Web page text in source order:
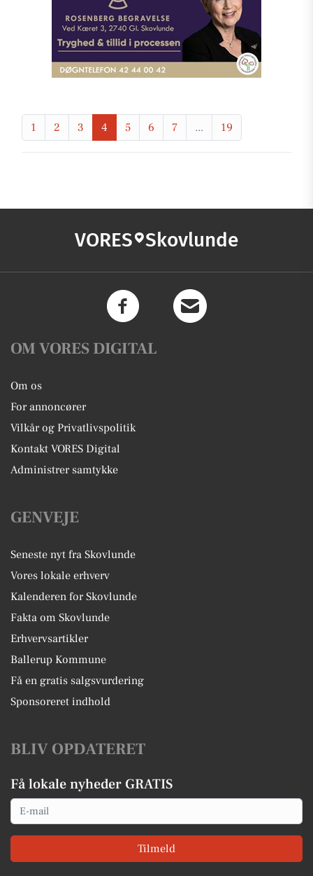
1 2 3 4 5 6 7 ... 19
VORES Skovlunde
OM VORES DIGITAL
Om os
For annoncører
Vilkår og Privatlivspolitik
Kontakt VORES Digital
Administrer samtykke
GENVEJE
Seneste nyt fra Skovlunde
Vores lokale erhverv
Kalenderen for Skovlunde
Fakta om Skovlunde
Erhvervsartikler
Ballerup Kommune
Få en gratis salgsvurdering
Sponsoreret indhold
BLIV OPDATERET
Få lokale nyheder GRATIS
Email
Tilmeld